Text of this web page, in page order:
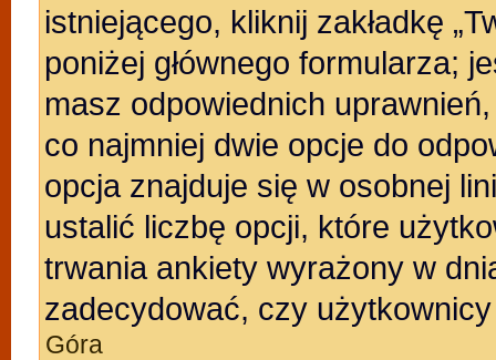
istniejącego, kliknij zakładkę
poniżej głównego formularza;
masz odpowiednich
co najmniej dwie opcje do
opcja znajduje się w osobnej
ustalić liczbę opcji, które
trwania ankiety wyrażony w
zadecydować, czy
Góra